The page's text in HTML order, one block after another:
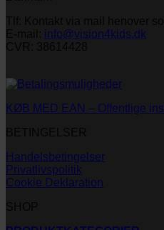
info@vision4kids.dk
KØB MED EAN – Offentlige
Handelsbetingelser
Privatlivspolitik
Cookie Deklaration